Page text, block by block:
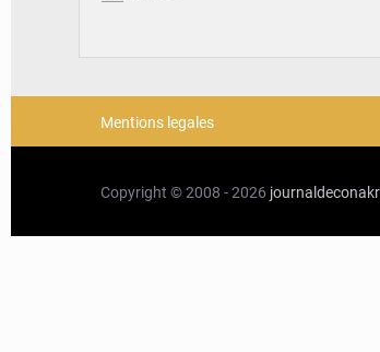
Mentions legales
Copyright © 2008 - 2026